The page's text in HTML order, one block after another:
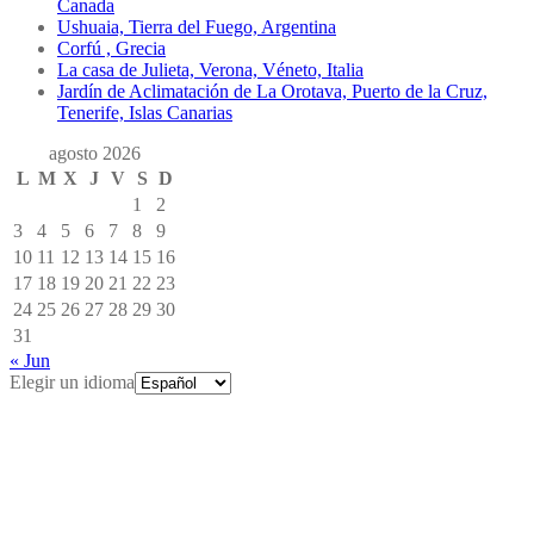
Canada
Ushuaia, Tierra del Fuego, Argentina
Corfú , Grecia
La casa de Julieta, Verona, Véneto, Italia
Jardín de Aclimatación de La Orotava, Puerto de la Cruz,
Tenerife, Islas Canarias
agosto 2026
L M X J V S D
1
2
3
4 5 6 7 8
9
10 11 12 13 14 15 16
17 18 19 20 21 22 23
24 25 26 27 28 29 30
31
« Jun
Elegir un idioma